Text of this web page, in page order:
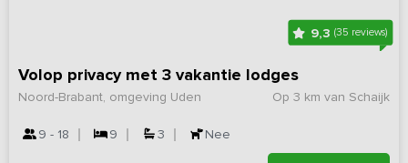
9,3 (35 reviews)
Volop privacy met 3 vakantie lodges
Op 3 km van Schaijk
Noord-Brabant, omgeving Uden
9 - 18 9 3 Nee